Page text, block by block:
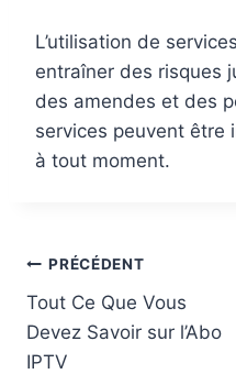
L’utilisation de
entraîner des risques
des amendes et des
services peuvent être
à tout moment.
PRÉCÉDENT
Tout Ce Que Vous
Devez Savoir sur l’Abo
IPTV